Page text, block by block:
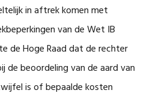
in aftrek komen met
van de Wet IB
de Hoge Raad dat de rechter
beoordeling van de aard van
is of bepaalde kosten